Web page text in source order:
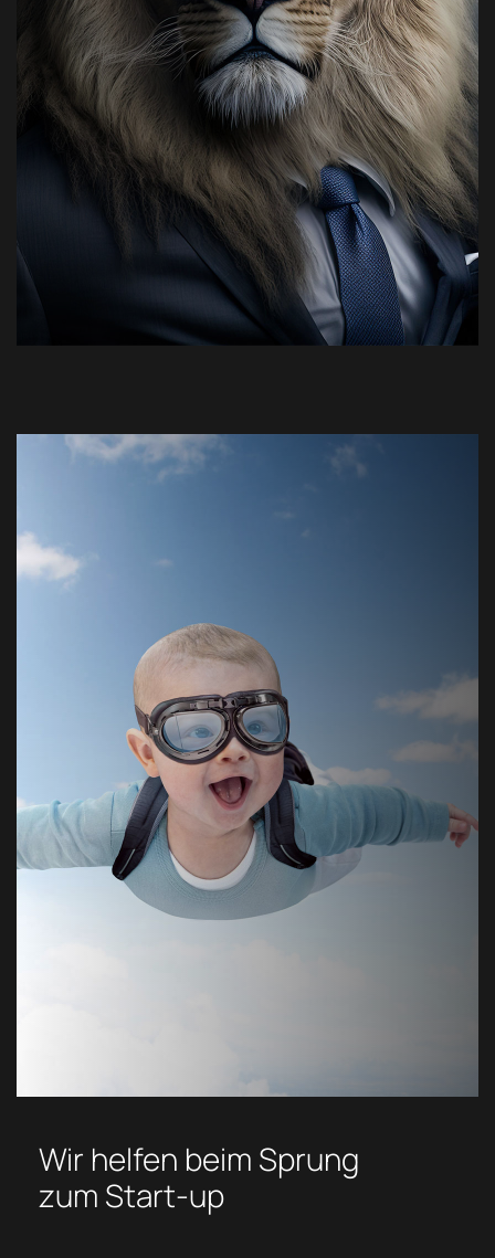
Wir helfen beim Sprung
zum Start-up